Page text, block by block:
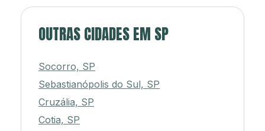
OUTRAS CIDADES EM SP
Socorro, SP
Sebastianópolis do Sul, SP
Cruzália, SP
Cotia, SP